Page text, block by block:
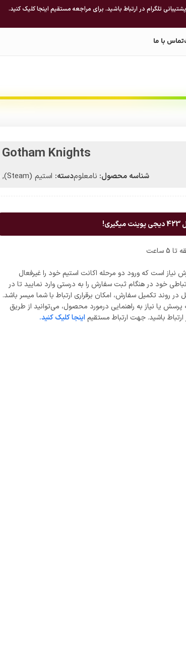
تلگرام در ارتباط باشید. برای مراجعه مستقیم اینجا کلیک کنید.
تماس با ما
Gotham Knights
شناسه محصول: نامعلومدسته: استیم (Steam) ,
423دیجی پوینت میگیری!
است که ورود دو مرحله اکانت استیم خود را غیرفعال
خود در هنگام ثبت سفارش را به درستی وارد نمایید تا در
روند تکمیل سفارش، امکان برقراری ارتباط با شما میسر باشد.
یا نیاز به راهنمایی درمورد محصول، می‌توانید از طریق
ارتباط باشید. جهت ارتباط مستقیم اینجا کلیک کنید.